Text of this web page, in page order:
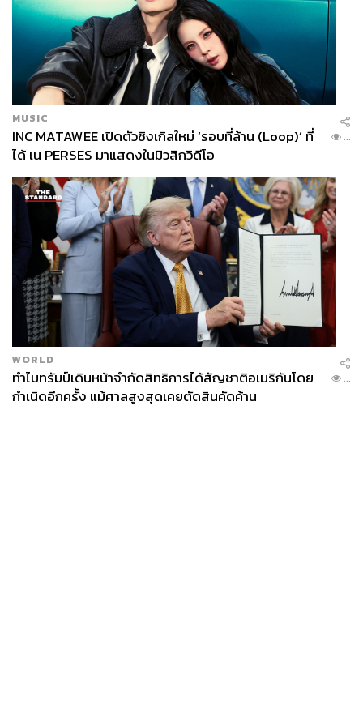
MUSIC
INC MATAWEE เปิดตัวซิงเกิลใหม่ ‘รอบที่ล้าน (Loop)’ ที่
ได้ เน PERSES มาแสดงในมิวสิกวิดีโอ
...
WORLD
ทำไมทรัมป์เดินหน้าจำกัดสิทธิการได้สัญชาติอเมริกันโดย
กำเนิดอีกครั้ง แม้ศาลสูงสุดเคยตัดสินคัดค้าน
...